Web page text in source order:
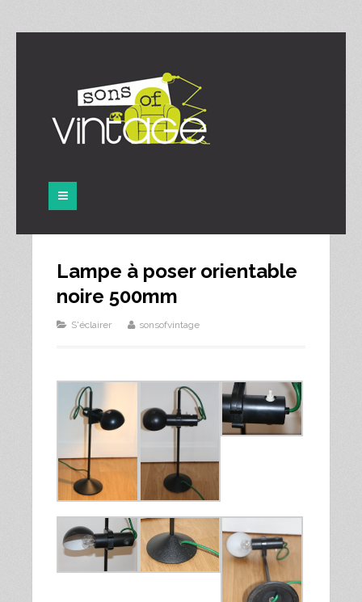
Lampe à poser orientable
noire 500mm
S'éclairer sonsofvintage